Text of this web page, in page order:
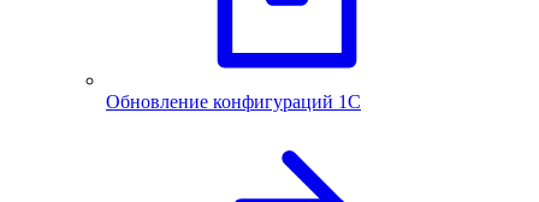
Обновление конфигураций 1С